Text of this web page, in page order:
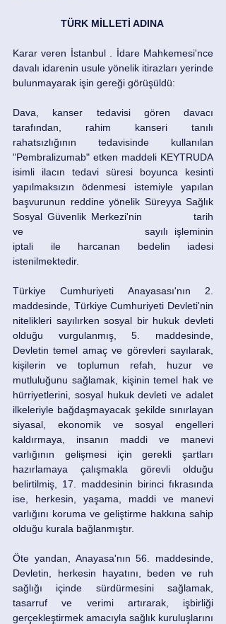
TÜRK MİLLETİ ADINA
Karar veren İstanbul . İdare Mahkemesi'nce
davalı idarenin usule yönelik itirazları yerinde
bulunmayarak işin gereği görüşüldü:
Dava, kanser tedavisi gören davacı
tarafından, rahim kanseri tanılı
rahatsızlığının tedavisinde kullanılan
"Pembralizumab" etken maddeli KEYTRUDA
isimli ilacın tedavi süresi boyunca kesinti
yapılmaksızın ödenmesi istemiyle yapılan
başvurunun reddine yönelik Süreyya Sağlık
Sosyal Güvenlik Merkezi'nin 		tarih
ve 				sayılı işleminin
iptali ile harcanan bedelin iadesi
istenilmektedir.
Türkiye Cumhuriyeti Anayasası'nın 2.
maddesinde, Türkiye Cumhuriyeti Devleti'nin
nitelikleri sayılırken sosyal bir hukuk devleti
olduğu vurgulanmış, 5. maddesinde,
Devletin temel amaç ve görevleri sayılarak,
kişilerin ve toplumun refah, huzur ve
mutluluğunu sağlamak, kişinin temel hak ve
hürriyetlerini, sosyal hukuk devleti ve adalet
ilkeleriyle bağdaşmayacak şekilde sınırlayan
siyasal, ekonomik ve sosyal engelleri
kaldırmaya, insanın maddi ve manevi
varlığının gelişmesi için gerekli şartları
hazırlamaya çalışmakla görevli olduğu
belirtilmiş, 17. maddesinin birinci fıkrasında
ise, herkesin, yaşama, maddi ve manevi
varlığını koruma ve geliştirme hakkına sahip
olduğu kurala bağlanmıştır.
Öte yandan, Anayasa'nın 56. maddesinde,
Devletin, herkesin hayatını, beden ve ruh
sağlığı içinde sürdürmesini sağlamak,
tasarruf ve verimi artırarak, işbirliği
gerçekleştirmek amacıyla sağlık kuruluşlarını